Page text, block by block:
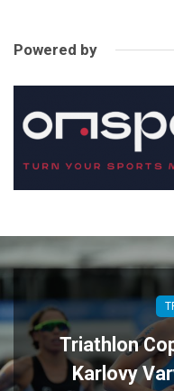
Powered by
Triathlon
Karlovy